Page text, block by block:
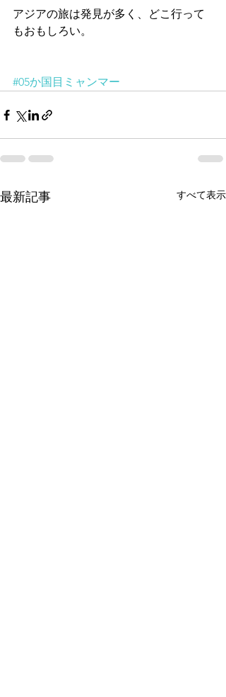
アジアの旅は発見が多く、どこ行って
もおもしろい。
#05か国目ミャンマー
最新記事 すべて表示